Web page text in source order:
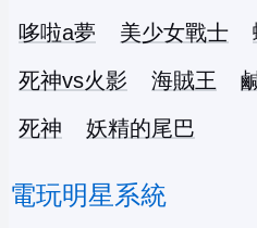
哆啦a夢
美少女戰士
死神vs火影
海賊王
死神
妖精的尾巴
電玩明星系統